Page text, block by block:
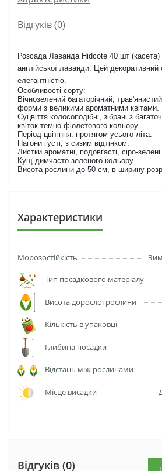
Відгуків (0)
Розсада Лаванда Hidcote 40 шт
англійської лаванди. Цей декоративний
елегантністю.
Особливості сорту:
Вічнозелений багаторічний,
форми з великими ароматними квітами.
Суцвіття колосоподібні, зібрані з
квіток темно-фіолетового кольору.
Період цвітіння: протягом усього літа.
Пагони густі, з сизим відтінком.
Листки ароматні, подовгасті, сіро-зелені.
Кущ димчасто-зеленого кольору.
Висота рослини до 50 см, в ширину
Характеристики
Морозостійкість
Тип посадкового матеріалу
Висота дорослої рослини
Кількість в упаковці
Глибина посадки
Відстань між рослинами
Місце висадки
Відгуків (0)